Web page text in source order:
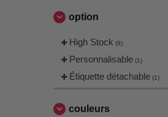
option
High Stock (9)
Personnalisable (1)
Étiquette détachable (1)
couleurs